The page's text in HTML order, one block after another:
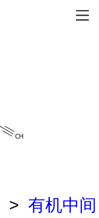
> 有机中间